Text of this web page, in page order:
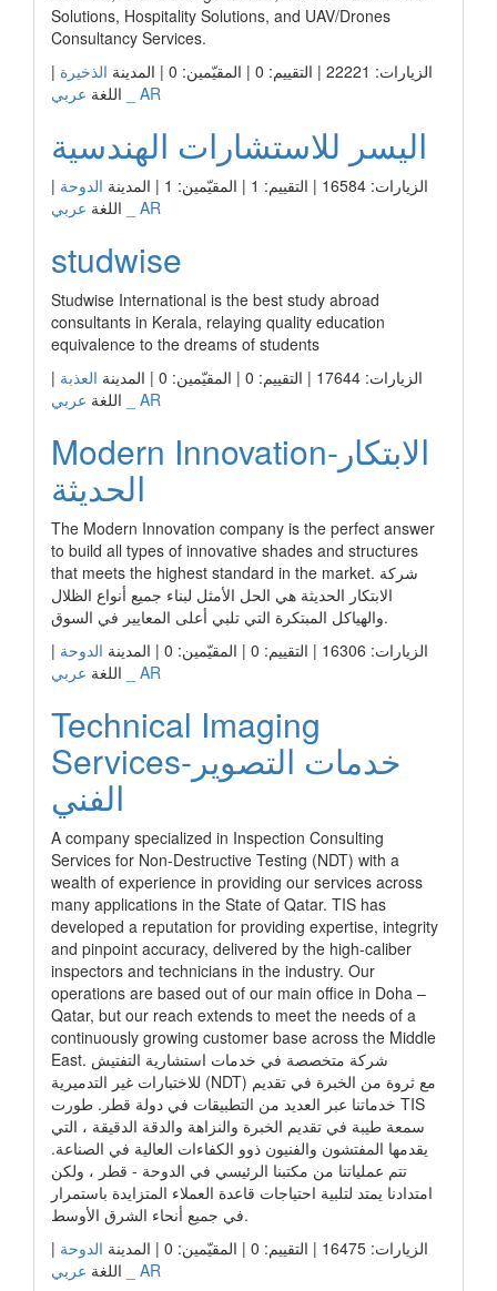
Solutions, Hospitality Solutions, and UAV/Drones
Consultancy Services.
الزيارات: 22221 | التقييم: 0 | المقيّمين: 0 | المدينة
الذخيرة |
اللغة عربي _ AR
اليسر للاستشارات الهندسية
الزيارات: 16584 | التقييم: 1 | المقيّمين: 1 | المدينة الدوحة |
اللغة عربي _ AR
studwise
Studwise International is the best study abroad
consultants in Kerala, relaying quality education
equivalence to the dreams of students
الزيارات: 17644 | التقييم: 0 | المقيّمين: 0 | المدينة
العذبة |
اللغة عربي _ AR
Modern Innovation-الابتكار
الحديثة
The Modern Innovation company is the perfect answer
to build all types of innovative shades and structures
that meets the highest standard in the market. شركة
الابتكار الحديثة هي الحل الأمثل لبناء جميع أنواع الظلال
والهياكل المبتكرة التي تلبي أعلى المعايير في السوق.
الزيارات: 16306 | التقييم: 0 | المقيّمين: 0 | المدينة
الدوحة |
اللغة عربي _ AR
Technical Imaging
Services-خدمات التصوير
الفني
A company specialized in Inspection Consulting
Services for Non-Destructive Testing (NDT) with a
wealth of experience in providing our services across
many applications in the State of Qatar. TIS has
developed a reputation for providing expertise, integrity
and pinpoint accuracy, delivered by the high-caliber
inspectors and technicians in the industry. Our
operations are based out of our main office in Doha –
Qatar, but our reach extends to meet the needs of a
continuously growing customer base across the Middle
East. شركة متخصصة في خدمات استشارية التفتيش
للاختبارات غير التدميرية (NDT) مع ثروة من الخبرة في تقديم
خدماتنا عبر العديد من التطبيقات في دولة قطر. طورت TIS
سمعة طيبة في تقديم الخبرة والنزاهة والدقة الدقيقة ، التي
يقدمها المفتشون والفنيون ذوو الكفاءات العالية في الصناعة.
تتم عملياتنا من مكتبنا الرئيسي في الدوحة - قطر ، ولكن
امتدادنا يمتد لتلبية احتياجات قاعدة العملاء المتزايدة باستمرار
في جميع أنحاء الشرق الأوسط.
الزيارات: 16475 | التقييم: 0 | المقيّمين: 0 | المدينة
الدوحة |
اللغة عربي _ AR